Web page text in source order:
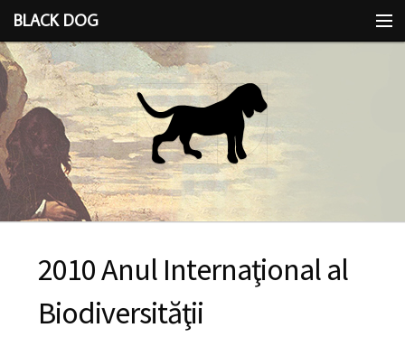
BLACK DOG
IDEEA
CU LIMBA SCOASĂ
2010 Anul Internaţional al
Biodiversităţii